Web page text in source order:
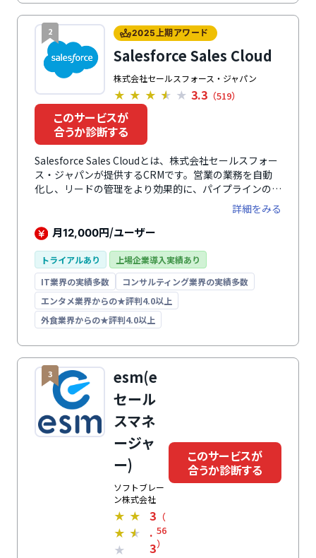
2 2025上期アワード
Salesforce Sales Cloud
株式会社セールスフォース・ジャパン
★ ★ ★ ★ ★ 3.3 （519）
このサービスが
合うか診断する
Salesforce Sales Cloudとは、株式会社セールスフォー
ス・ジャパンが提供するCRMです。営業の業務を自動
化し、リードの管理をより効果的に、パイプラインの把
握の正確化を実現する世界No.1*のCRM・SFAです。リ
アルタイムなデータの見える化と営業戦略の迅速な展開
により、どこからでもビジネスの成長を後押しします。
する多数の機能を標準搭載。日々の営業活動を効率化
し、短期間での成約数増加を支援します。（出典：IDC
社『Worldwide Semiannual Software Tracker』2025
年4月）
詳細をみる
月12,000円/ユーザー
トライアルあり
上場企業導入実績あり
IT業界の実績多数
コンサルティング業界の実績多数
エンタメ業界からの★評判4.0以上
外食業界からの★評判4.0以上
3
esm(e
セール
スマネ
ージャ
ー)
ソフトブレー
ン株式会社
★ ★
★ ★
★
3
.
3
（
56
）
このサービスが
合うか診断する